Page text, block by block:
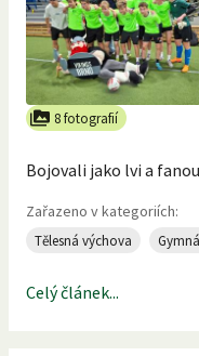
8 fotografií
Bojovali jako lvi a
Zařazeno v kategoriích:
Tělesná výchova
Celý článek...